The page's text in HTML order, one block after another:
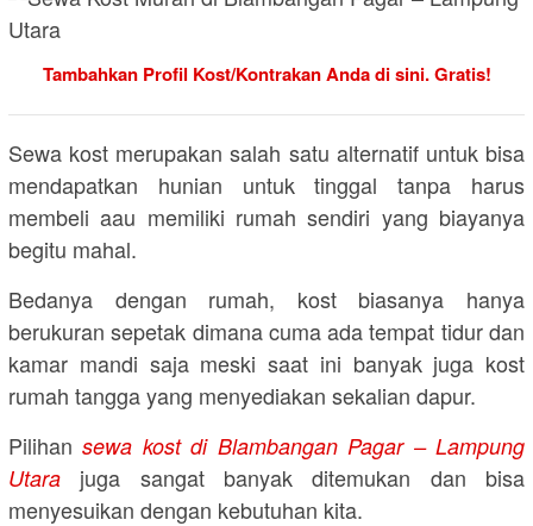
Tambahkan Profil Kost/Kontrakan Anda di sini. Gratis!
Sewa kost merupakan salah satu alternatif untuk bisa
mendapatkan hunian untuk tinggal tanpa harus
membeli aau memiliki rumah sendiri yang biayanya
begitu mahal.
Bedanya dengan rumah, kost biasanya hanya
berukuran sepetak dimana cuma ada tempat tidur dan
kamar mandi saja meski saat ini banyak juga kost
rumah tangga yang menyediakan sekalian dapur.
Pilihansewa kost di Blambangan Pagar – Lampung
Utara juga sangat banyak ditemukan dan bisa
menyesuikan dengan kebutuhan kita.